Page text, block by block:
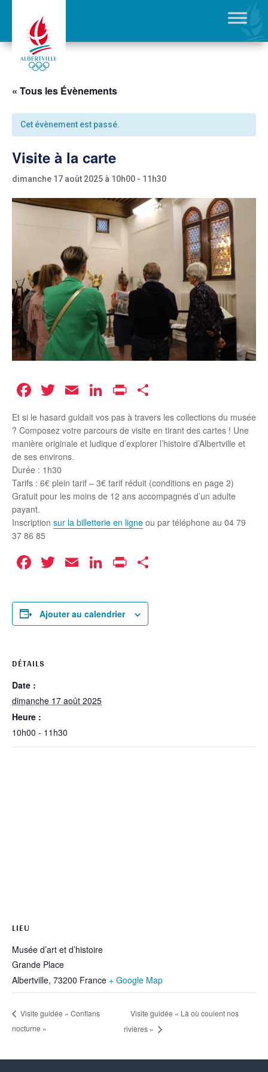
« Tous les Évènements
Cet évènement est passé.
Visite à la carte
dimanche 17 août 2025 à 10h00 - 11h30
Facebook
Twitter
EmailLinkedIn
Print
Et si le hasard guidait vos pas à travers les collections du musée
? Composez votre parcours de visite en tirant des cartes ! Une
manière originale et ludique d’explorer l’histoire d’Albertville et
de ses environs.
Durée : 1h30
Tarifs : 6€ plein tarif – 3€ tarif réduit (conditions en page 2)
Gratuit pour les moins de 12 ans accompagnés d’un adulte
payant.
Inscription sur la billetterie en ligne ou par téléphone au 04 79
37 86 85
Facebook
Twitter
EmailLinkedIn
Print
Ajouter au calendrier
DÉTAILS
Date :
dimanche 17 août 2025
Heure :
10h00 - 11h30
LIEU
Musée d’art et d’histoire
Grande Place
Albertville, 73200 France + Google Map
Visite guidée « Conflans
nocturne »
Visite guidée « Là où coulent nos
rivières »